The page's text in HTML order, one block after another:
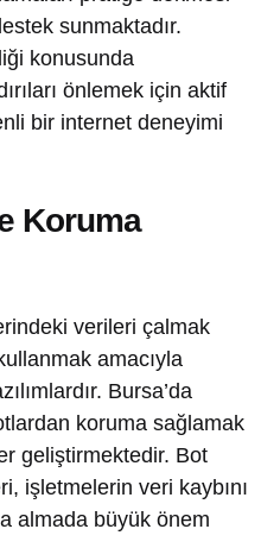
sunmaktadır.
konusunda
önlemek için aktif
bir internet deneyimi
Koruma
verileri çalmak
amacıyla
Bursa’da
koruma sağlamak
geliştirmektedir. Bot
işletmelerin veri kaybını
almada büyük önem